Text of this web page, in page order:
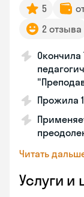
5
2 отзыва
Прожила
Читать
Услуги и